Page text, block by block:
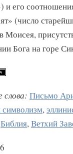
и его
(число
Моисея,
Бога на горе
слова: Письмо
символизм,
Библия,Ветхий